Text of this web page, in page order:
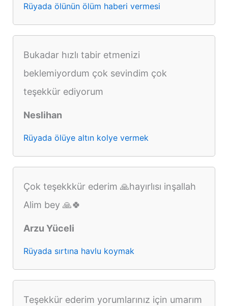
Rüyada ölünün ölüm haberi vermesi
Bukadar hızlı tabir etmenizi
beklemiyordum çok sevindim çok
teşekkür ediyorum
Neslihan
Rüyada ölüye altın kolye vermek
Çok teşekkkür ederim 🙏hayırlısı inşallah
Alim bey 🙏🍀
Arzu Yüceli
Rüyada sırtına havlu koymak
Teşekkür ederim yorumlarınız için umarım